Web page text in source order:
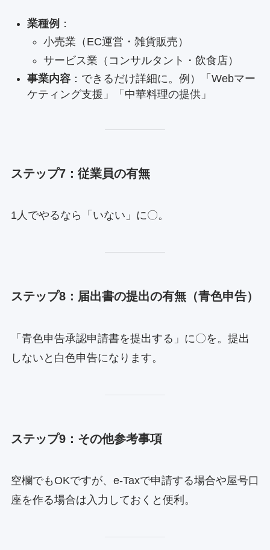
業種例 ：
小売業（EC運営・雑貨販売）
サービス業（コンサルタント・飲食店）
事業内容：できるだけ詳細に。例）「Webマー
ケティング支援」「中華料理の提供」
ステップ7：従業員の有無
1人でやるなら「いない」に〇。
ステップ8：届出書の提出の有無（青色申告）
「青色申告承認申請書を提出する」に〇を。提出
しないと白色申告になります。
ステップ9：その他参考事項
空欄でもOKですが、e-Taxで申請する場合や屋号口
座を作る場合は入力しておくと便利。